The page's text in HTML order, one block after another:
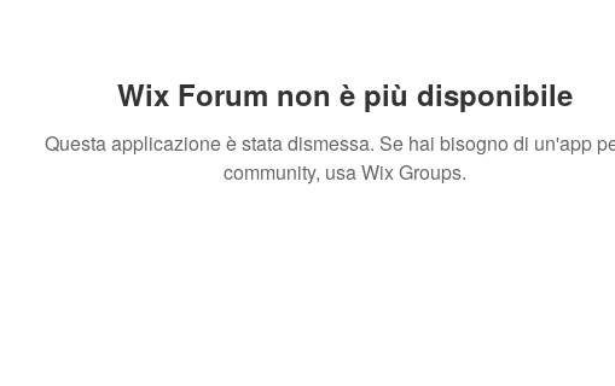
Wix Forum non è più disponibile
Questa applicazione è stata dismessa. Se hai bisogno di un'app
community, usa Wix Groups.